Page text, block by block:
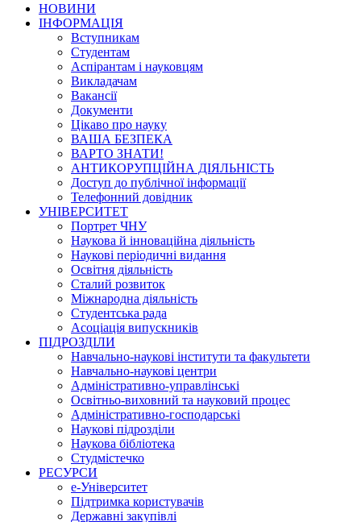
НОВИНИ
ІНФОРМАЦІЯ
Вступникам
Студентам
Аспірантам і науковцям
Викладачам
Вакансії
Документи
Цікаво про науку
ВАША БЕЗПЕКА
ВАРТО ЗНАТИ!
АНТИКОРУПЦІЙНА ДІЯЛЬНІСТЬ
Доступ до публічної інформації
Телефонний довідник
УНІВЕРСИТЕТ
Портрет ЧНУ
Наукова й інноваційна діяльність
Наукові періодичні видання
Освітня діяльність
Сталий розвиток
Міжнародна діяльність
Студентська рада
Асоціація випускників
ПІДРОЗДІЛИ
Навчально-наукові інститути та факультети
Навчально-наукові центри
Адміністративно-управлінські
Освітньо-виховний та науковий процес
Адміністративно-господарські
Наукові підрозділи
Наукова бібліотека
Студмістечко
РЕСУРСИ
е-Університет
Підтримка користувачів
Державні закупівлі